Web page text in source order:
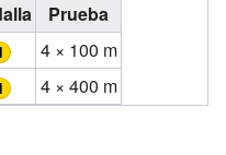
Prueba
4 × 100 m
4 × 400 m